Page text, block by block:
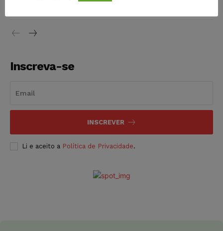
Inscreva-se
INSCREVER
Li e aceito a Política de Privacidade.